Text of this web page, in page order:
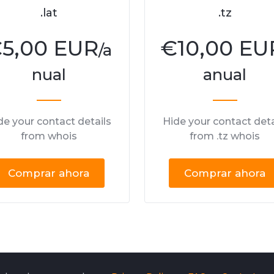
.lat
5,00 EUR/a
nual
your contact details
from whois
Comprar ahora
.tz
€10,00
anual
Hide your contact
from .tz whois
Comprar ahora